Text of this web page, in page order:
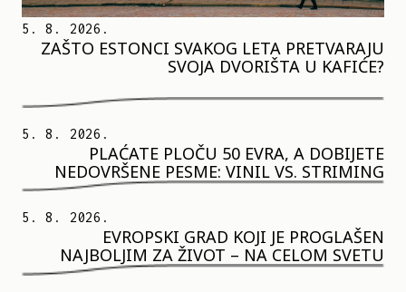
5. 8. 2026.
ZAŠTO ESTONCI SVAKOG LETA PRETVARAJU
SVOJA DVORIŠTA U KAFIĆE?
5. 8. 2026.
PLAĆATE PLOČU 50 EVRA, A DOBIJETE
NEDOVRŠENE PESME: VINIL VS. STRIMING
5. 8. 2026.
EVROPSKI GRAD KOJI JE PROGLAŠEN
NAJBOLJIM ZA ŽIVOT – NA CELOM SVETU